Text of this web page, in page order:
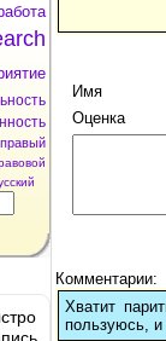
правый
Имя
Оценка
Комментарии:
Хватит
пользуюсь,